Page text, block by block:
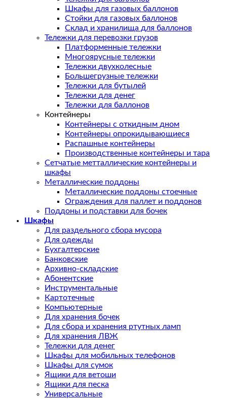
Шкафы для газовых баллонов
Стойки для газовых баллонов
Склад и хранилища для баллонов
Тележки для перевозки грузов
Платформенные тележки
Многоярусные тележки
Тележки двухколесные
Большегрузные тележки
Тележки для бутылей
Тележки для денег
Тележки для баллонов
Контейнеры
Контейнеры с откидным дном
Контейнеры опрокидывающиеся
Распашные контейнеры
Производственные контейнеры и тара
Сетчатые метталлические контейнеры и
шкафы
Металлические поддоны
Металлические поддоны стоечные
Ограждения для паллет и поддонов
Поддоны и подставки для бочек
Шкафы
Для раздельного сбора мусора
Для одежды
Бухгалтерские
Банковские
Архивно-складские
Абонентские
Инструментальные
Картотечные
Компьютерные
Для хранения бочек
Для сбора и хранения ртутных ламп
Для хранения ЛВЖ
Тележки для денег
Шкафы для мобильных телефонов
Шкафы для сумок
Ящики для ветоши
Ящики для песка
Универсальные